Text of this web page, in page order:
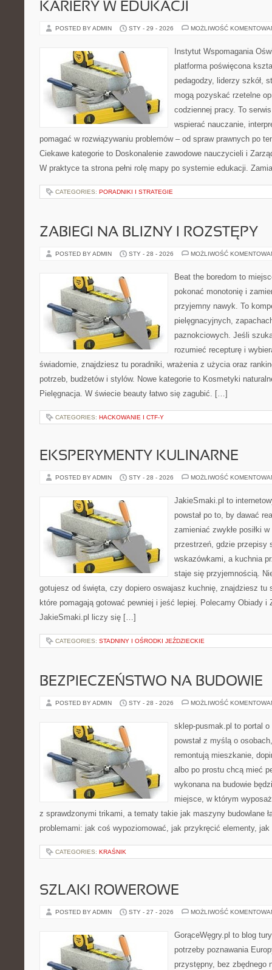
KARIERY W EDUKACJI
POSTED BY ADMIN STY - 29 - 2026 MOŻLIWOŚĆ
Instytut Wspomagania
platforma poświęcona
pedagodzy, liderzy szkół,
mogą pozyskać rzetelne
codziennej pracy. To
wspierać nauczanie,
pomagać w rozwiązywaniu problemów – od spraw prawnych po
Ciekawe kategorie to Doskonalenie zawodowe nauczycieli i
W praktyce ta strona pełni rolę mapy po systemie edukacji.
CATEGORIES: PORADNIKI I STRATEGIE
ZABIEGI NA BLIZNY I ROZSTĘPY
POSTED BY ADMIN STY - 28 - 2026 MOŻLIWOŚĆ
Beat the boredom to
pokonać monotonię i
przyjemny nawyk. To
pielęgnacyjnych,
paznokciowych. Jeśli
rozumieć recepturę i
świadomie, znajdziesz tu poradniki, wrażenia z użycia oraz
potrzeb, budżetów i stylów. Nowe kategorie to Kosmetyki
Pielęgnacja. W świecie beauty łatwo się zagubić. […]
CATEGORIES: HACKOWANIE I CTF-Y
EKSPERYMENTY KULINARNE
POSTED BY ADMIN STY - 28 - 2026 MOŻLIWOŚĆ
JakieSmaki.pl to
powstał po to, by dawać
zamieniać zwykłe posiłki
przestrzeń, gdzie przepisy
wskazówkami, a kuchnia
staje się przyjemnością.
gotujesz od święta, czy dopiero oswajasz kuchnię, znajdziesz tu
które pomagają gotować pewniej i jeść lepiej. Polecamy Obiady i
JakieSmaki.pl liczy się […]
CATEGORIES: STADNINY I OŚRODKI JEŹDZIECKIE
BEZPIECZEŃSTWO NA BUDOWIE
POSTED BY ADMIN STY - 28 - 2026 MOŻLIWOŚĆ
sklep-pusmak.pl to portal
powstał z myślą o
remontują mieszkanie,
albo po prostu chcą mieć
wykonana na budowie
miejsce, w którym
z sprawdzonymi trikami, a tematy takie jak maszyny budowlane
problemami: jak coś wypoziomować, jak przykręcić elementy,
CATEGORIES: KRAŚNIK
SZLAKI ROWEROWE
POSTED BY ADMIN STY - 27 - 2026 MOŻLIWOŚĆ
GorąceWęgry.pl to blog
potrzeby poznawania
przystępny, bez zbędnego